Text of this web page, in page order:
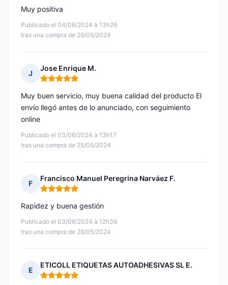
Publicado el 04/06/2024 à 13h26
tras una compra de 29/05/2024
Muy positiva
J
Jose Enrique M.
Nota: 5 de 5
Publicado el 03/06/2024 à 13h17
tras una compra de 25/05/2024
Muy buen servicio, muy buena calidad del producto El
envío llegó antes de lo anunciado, con seguimiento
online
F
Francisco Manuel Peregrina Narváez F.
Nota: 5 de 5
Publicado el 03/06/2024 à 12h36
tras una compra de 28/05/2024
Rapidez y buena gestión
E
ETICOLL ETIQUETAS AUTOADHESIVAS SL E.
Nota: 5 de 5